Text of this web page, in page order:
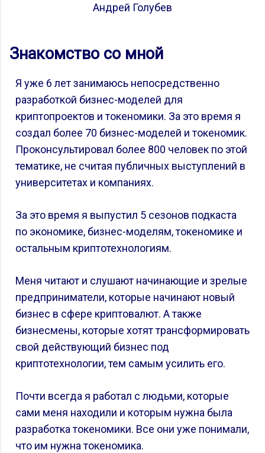
Андрей Голубев
Знакомство со мной
Я уже 6 лет занимаюсь непосредственно
разработкой бизнес-моделей для
криптопроектов и токеномики. За это время я
создал более 70 бизнес-моделей и токеномик.
Проконсультировал более 800 человек по этой
тематике, не считая публичных выступлений в
университетах и компаниях.
За это время я выпустил 5 сезонов подкаста
по экономике, бизнес-моделям, токеномике и
остальным криптотехнологиям.
Меня читают и слушают начинающие и зрелые
предприниматели, которые начинают новый
бизнес в сфере криптовалют. А также
бизнесмены, которые хотят трансформировать
свой действующий бизнес под
криптотехнологии, тем самым усилить его.
Почти всегда я работал с людьми, которые
сами меня находили и которым нужна была
разработка токеномики. Все они уже понимали,
что им нужна токеномика.